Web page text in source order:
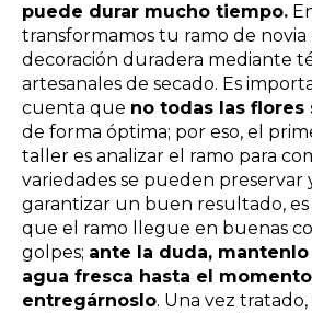
puede durar mucho tiempo.
transformamos tu ramo de novia
decoración duradera mediante
artesanales de secado. Es
cuenta que no todas las flores
de forma óptima; por eso, el
taller es analizar el ramo para
variedades se pueden preservar
garantizar un buen resultado,
que el ramo llegue en buenas
golpes; ante la duda,
agua fresca hasta el
entregárnoslo. Una vez